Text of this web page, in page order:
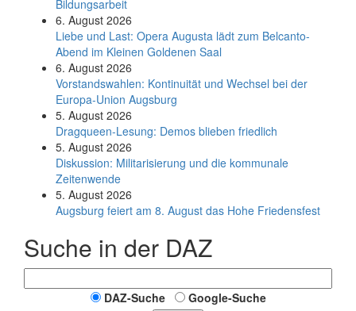
Bildungsarbeit
6. August 2026
Liebe und Last: Opera Augusta lädt zum Belcanto-
Abend im Kleinen Goldenen Saal
6. August 2026
Vorstandswahlen: Kontinuität und Wechsel bei der
Europa-Union Augsburg
5. August 2026
Dragqueen-Lesung: Demos blieben friedlich
5. August 2026
Diskussion: Mi­li­ta­ri­sie­rung und die kommunale
Zeitenwende
5. August 2026
Augsburg feiert am 8. August das Hohe Friedensfest
Suche in der DAZ
DAZ-Suche
Google-Suche